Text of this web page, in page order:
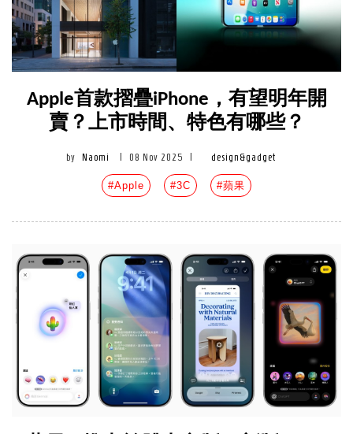
Apple首款摺疊iPhone，有望明年開
賣？上市時間、特色有哪些？
by Naomi 08 Nov 2025 design&gadget
#Apple #3C #蘋果